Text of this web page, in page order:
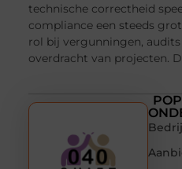
technische correctheid
compliance een steeds
rol bij vergunningen, audits
overdracht van projecten.